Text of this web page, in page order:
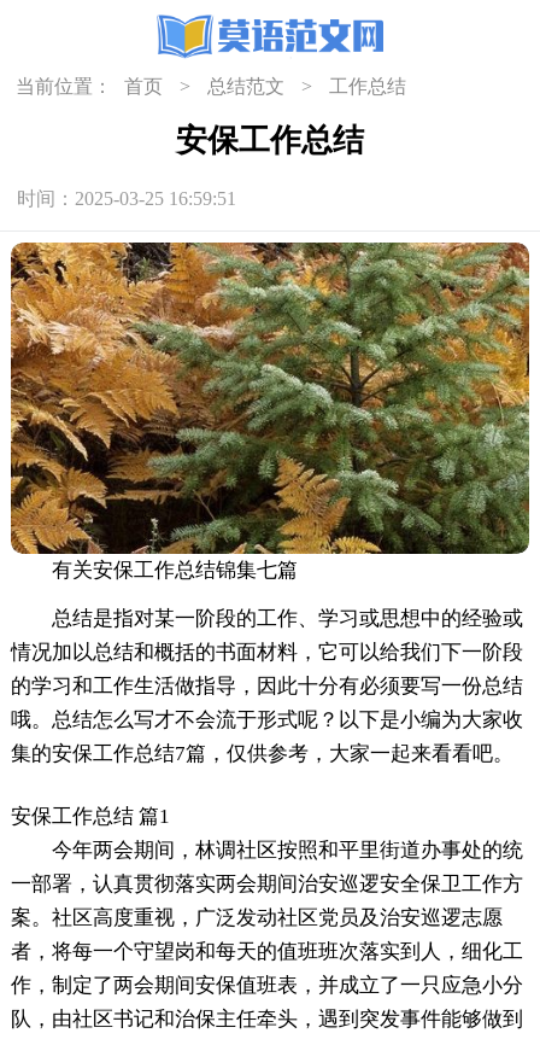
当前位置： 首页 > 总结范文 > 工作总结
安保工作总结
时间：2025-03-25 16:59:51
有关安保工作总结锦集七篇
总结是指对某一阶段的工作、学习或思想中的经验或
情况加以总结和概括的书面材料，它可以给我们下一阶段
的学习和工作生活做指导，因此十分有必须要写一份总结
哦。总结怎么写才不会流于形式呢？以下是小编为大家收
集的安保工作总结7篇，仅供参考，大家一起来看看吧。
安保工作总结 篇1
今年两会期间，林调社区按照和平里街道办事处的统
一部署，认真贯彻落实两会期间治安巡逻安全保卫工作方
案。社区高度重视，广泛发动社区党员及治安巡逻志愿
者，将每一个守望岗和每天的值班班次落实到人，细化工
作，制定了两会期间安保值班表，并成立了一只应急小分
队，由社区书记和治保主任牵头，遇到突发事件能够做到